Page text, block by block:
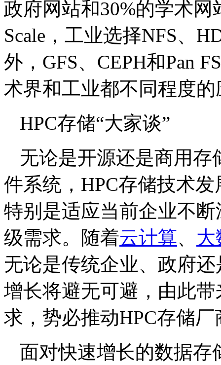
政府网站和30%的学术网
Scale，工业选择NFS、
外，GFS、CEPH和Pan
术界和工业都不同程度的
HPC存储“大家谈”
无论是开源还是商用
件系统，HPC存储技术
特别是适应当前企业不断
级需求。随着云计算、 大
无论是传统企业、政府
增长将避无可避，由此
求，势必推动HPC存储
面对快速增长的数据存